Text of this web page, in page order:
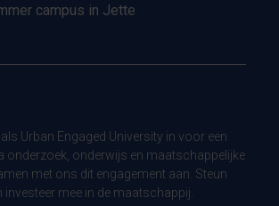
campus in Jette
als Urban Engaged University in voor een
onderzoek, onderwijs en maatschappelijke
met ons dit engagement aan. Steun
investeer mee in de maatschappij.